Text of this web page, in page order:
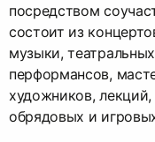
посредством
состоит из
музыки,
перформансов,
художников,
обрядовых и